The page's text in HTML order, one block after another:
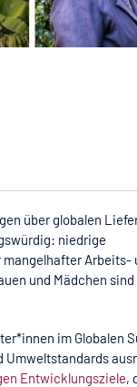
über globalen
niedrige
Arbeits-
und Mädchen sind
im Globalen
Umweltstandards
Entwicklungsziele,